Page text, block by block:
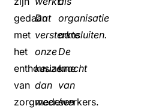
gedaan
met
het
enthousiasme
van
zorgmedewerkers.
Dat
versterkte
onze
keuze
dan
weer.’
organisatie
aansluiten.
De
kracht
van
een